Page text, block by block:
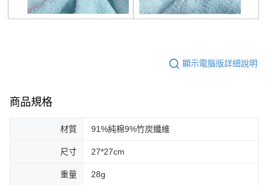
顯示電腦版詳細說明
商品規格
材質 91%純棉9%竹炭纖維
尺寸 27*27cm
重量 28g